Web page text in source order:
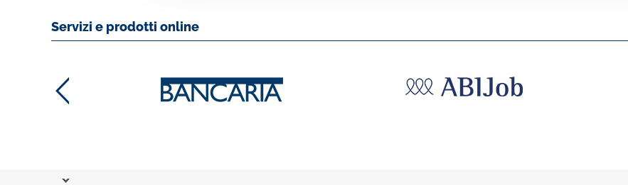
Servizi e prodotti online